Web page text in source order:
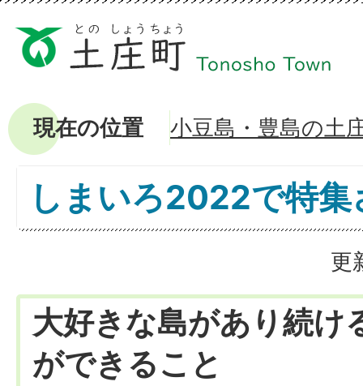
現在の位置 小豆島・豊島の土
しまいろ2022で特集
更
大好きな島があり続け
ができること